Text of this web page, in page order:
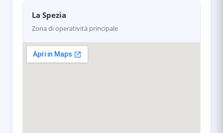
La Spezia
Zona di operatività principale